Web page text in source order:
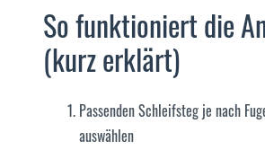
So funktioniert die
(kurz erklärt)
Passenden Schleifsteg je nach
auswählen